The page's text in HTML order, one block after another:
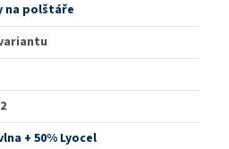
na polštáře
+ 50% Lyocel